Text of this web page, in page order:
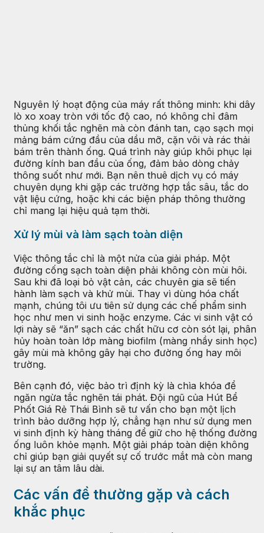
Nguyên lý hoạt động của máy rất thông minh: khi dây
lò xo xoay tròn với tốc độ cao, nó không chỉ đâm
thủng khối tắc nghẽn mà còn đánh tan, cạo sạch mọi
mảng bám cứng đầu của dầu mỡ, cặn vôi và rác thải
bám trên thành ống. Quá trình này giúp khôi phục lại
đường kính ban đầu của ống, đảm bảo dòng chảy
thông suốt như mới. Bạn nên thuê dịch vụ có máy
chuyên dụng khi gặp các trường hợp tắc sâu, tắc do
vật liệu cứng, hoặc khi các biện pháp thông thường
chỉ mang lại hiệu quả tạm thời.
Xử lý mùi và làm sạch toàn diện
Việc thông tắc chỉ là một nửa của giải pháp. Một
đường cống sạch toàn diện phải không còn mùi hôi.
Sau khi đã loại bỏ vật cản, các chuyên gia sẽ tiến
hành làm sạch và khử mùi. Thay vì dùng hóa chất
mạnh, chúng tôi ưu tiên sử dụng các chế phẩm sinh
học như men vi sinh hoặc enzyme. Các vi sinh vật có
lợi này sẽ “ăn” sạch các chất hữu cơ còn sót lại, phân
hủy hoàn toàn lớp màng biofilm (màng nhầy sinh học)
gây mùi mà không gây hại cho đường ống hay môi
trường.
Bên cạnh đó, việc bảo trì định kỳ là chìa khóa để
ngăn ngừa tắc nghẽn tái phát. Đội ngũ của Hút Bể
Phốt Giá Rẻ Thái Bình sẽ tư vấn cho bạn một lịch
trình bảo dưỡng hợp lý, chẳng hạn như sử dụng men
vi sinh định kỳ hàng tháng để giữ cho hệ thống đường
ống luôn khỏe mạnh. Một giải pháp toàn diện không
chỉ giúp bạn giải quyết sự cố trước mắt mà còn mang
lại sự an tâm lâu dài.
Các vấn đề thường gặp và cách
khắc phục